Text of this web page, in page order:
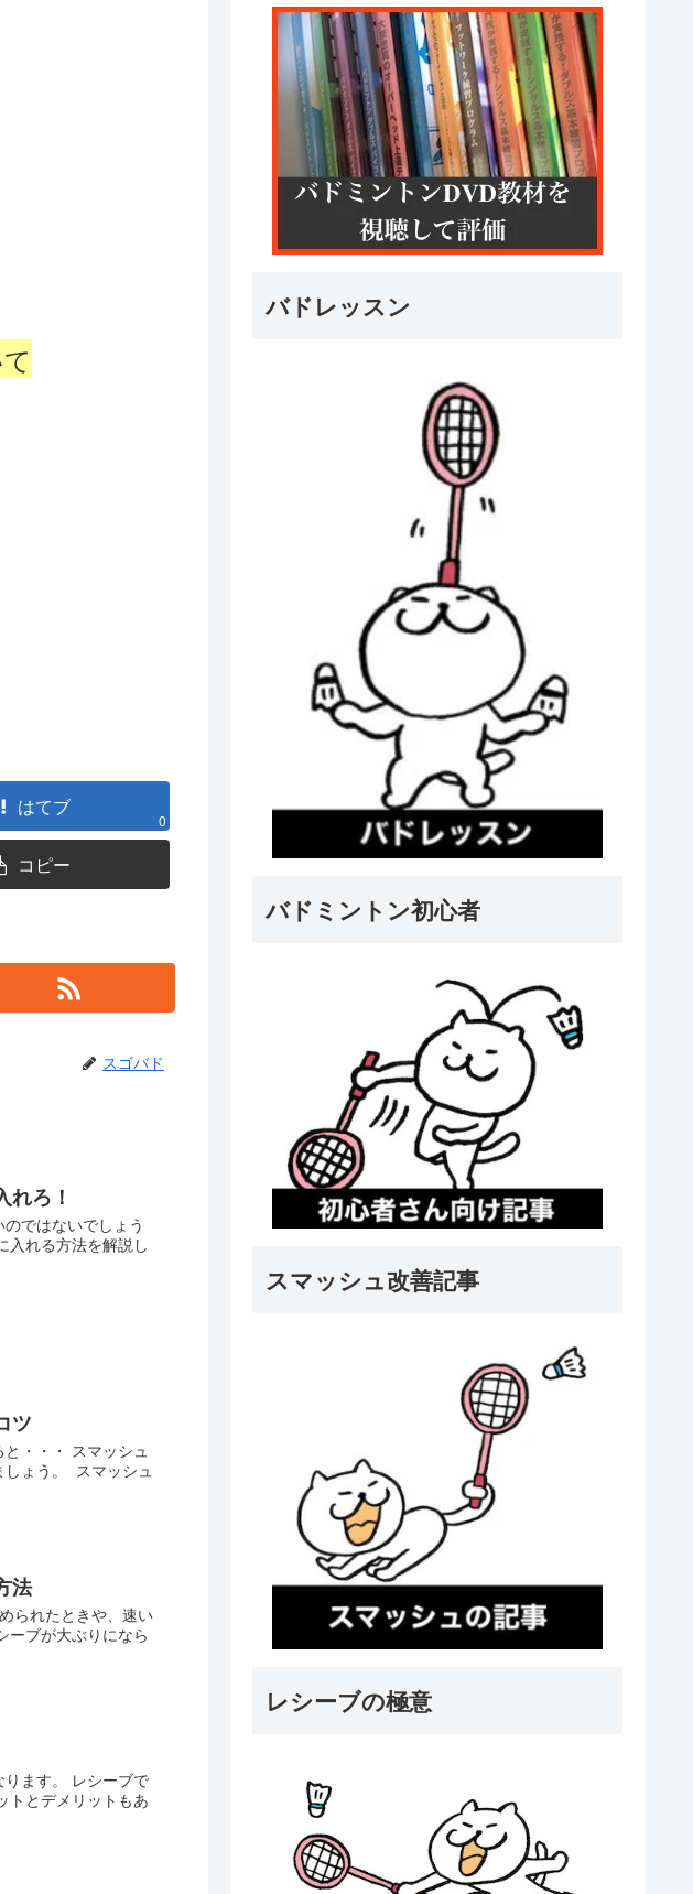
はてブ
0
コピー
スゴバド
れろ！
ではないでしょう
入れる方法を解説し
ツ
・・・ スマッシュ
ょう。 スマッシュ
法
られたときや、速い
ーブが大ぶりになら
ます。 レシーブで
トとデメリットもあ
バドレッスン
バドミントン初心者
スマッシュ改善記事
レシーブの極意